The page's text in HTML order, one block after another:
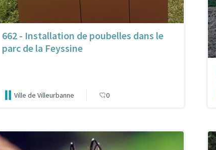
662 - Installation de poubelles dans le
parc de la Feyssine
Ville de Villeurbanne 0